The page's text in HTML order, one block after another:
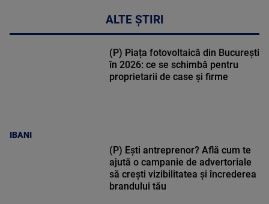
ALTE ȘTIRI
IBANI
(P) Piața fotovoltaică din București
în 2026: ce se schimbă pentru
proprietarii de case și firme
(P) Ești antreprenor? Află cum te
ajută o campanie de advertoriale
să crești vizibilitatea și încrederea
brandului tău